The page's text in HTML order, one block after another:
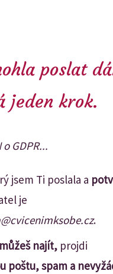
poslat
jeden krok.
GDPR...
jsem Ti poslala a
je
.
najít, projdi
poštu, spam a